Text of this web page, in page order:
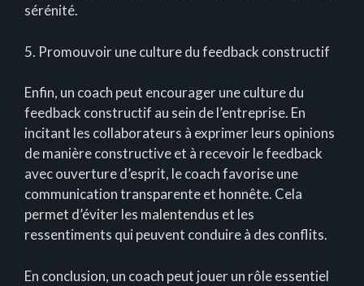
sérénité.
5. Promouvoir une culture du feedback constructif
Enfin, un coach peut encourager une culture du
feedback constructif au sein de l’entreprise. En
incitant les collaborateurs à exprimer leurs opinions
de manière constructive et à recevoir le feedback
avec ouverture d’esprit, le coach favorise une
communication transparente et honnête. Cela
permet d’éviter les malentendus et les
ressentiments qui peuvent conduire à des conflits.
En conclusion, un coach peut jouer un rôle essentiel